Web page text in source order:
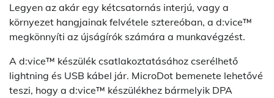
Legyen az akár egy kétcsatornás interjú, vagy a
környezet hangjainak felvétele sztereóban, a d:vice™
megkönnyíti az újságírók számára a munkavégzést.
A d:vice™ készülék csatlakoztatásához cserélhető
lightning és USB kábel jár. MicroDot bemenete lehetővé
teszi, hogy a d:vice™ készülékhez bármelyik DPA